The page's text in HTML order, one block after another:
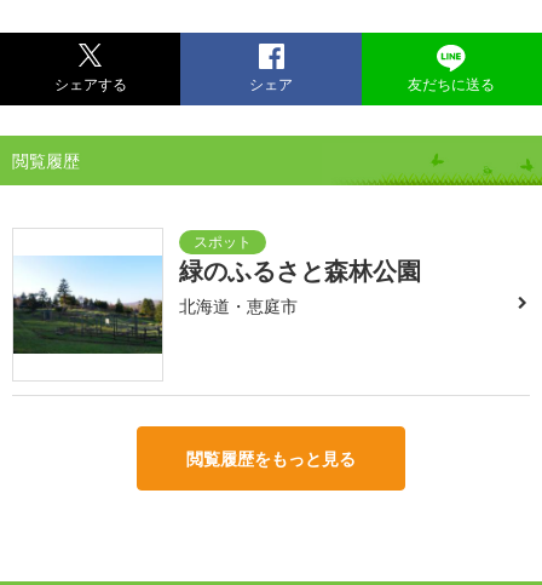
シェアする シェア 友だちに送る
閲覧履歴
緑のふるさと森林公園
北海道・恵庭市
閲覧履歴をもっと見る